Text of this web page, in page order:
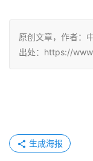
原创文章，作者：
出处：https://
生成海报